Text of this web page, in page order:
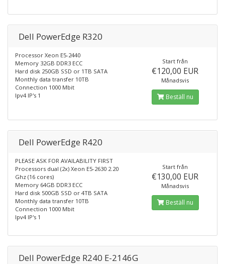
Dell PowerEdge R320
Processor Xeon E5-2440
Memory 32GB DDR3 ECC
Hard disk 250GB SSD or 1TB SATA
Monthly data transfer 10TB
Connection 1000 Mbit
Ipv4 IP's 1
Start från
€120,00 EUR
Månadsvis
Beställ nu
Dell PowerEdge R420
PLEASE ASK FOR AVAILABILITY FIRST
Processors dual (2x) Xeon E5-2630 2.20
Ghz (16 cores)
Memory 64GB DDR3 ECC
Hard disk 500GB SSD or 4TB SATA
Monthly data transfer 10TB
Connection 1000 Mbit
Ipv4 IP's 1
Start från
€130,00 EUR
Månadsvis
Beställ nu
Dell PowerEdge R240 E-2146G